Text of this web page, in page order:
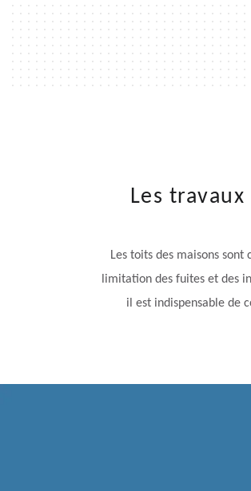
Les
Les toits des maisons
limitation des fuites et des
il est indispensable de